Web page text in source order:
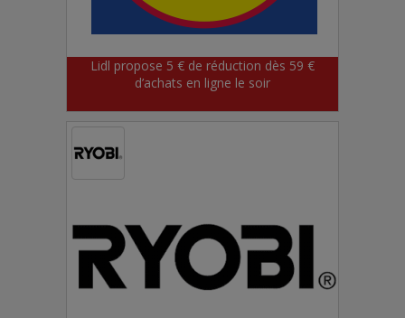
Lidl propose 5 € de réduction dès 59 €
d’achats en ligne le soir